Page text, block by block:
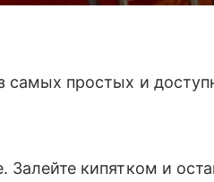
самых простых и
Залейте кипятком и